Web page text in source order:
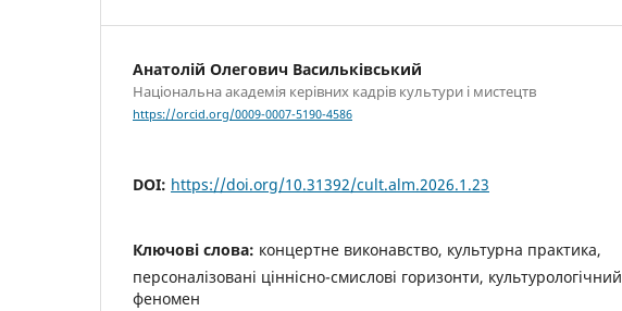
Анатолій Олегович Васильківський
Національна академія керівних кадрів культури і мистецтв
https://orcid.org/0009-0007-5190-4586
DOI: https://doi.org/10.31392/cult.alm.2026.1.23
Ключові слова: концертне виконавство, культурна практика,
персоналізовані ціннісно-смислові горизонти, культурологічний
феномен